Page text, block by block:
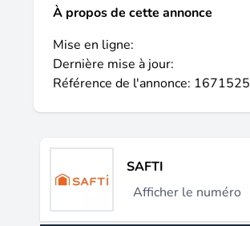
À propos de cette annonce
Mise en ligne:
Dernière mise à jour:
Référence de l'annonce: 1671525
SAFTI
Afficher le numéro